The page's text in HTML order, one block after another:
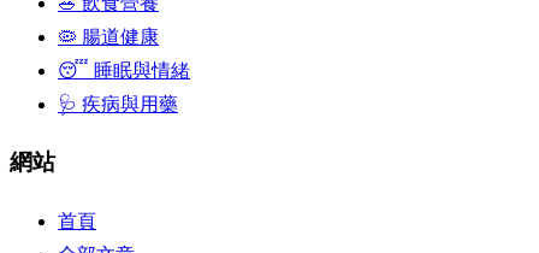
🦠 腸道健康
😴 睡眠與情緒
🩺 疾病與用藥
網站
首頁